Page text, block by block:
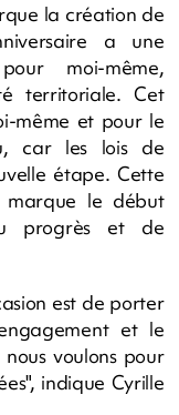
la création de
a une
moi-même,
territoriale. Cet
même et pour le
car les lois de
étape. Cette
marque le début
progrès et de
est de porter
et le
voulons pour
indique Cyrille